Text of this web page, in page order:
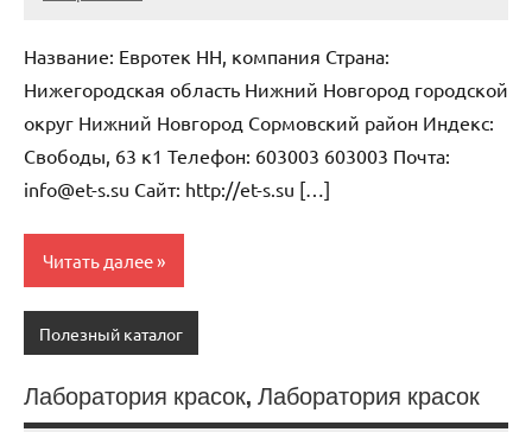
Anisa
Нет
Название: Евротек НН, компания Страна:
Нижегородская область Нижний Новгород городской
округ Нижний Новгород Сормовский район Индекс:
Свободы, 63 к1 Телефон: 603003 603003 Почта:
info@et-s.su Cайт: http://et-s.su […]
Читать далее
Полезный каталог
Лаборатория красок, Лаборатория красок